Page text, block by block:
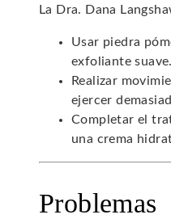
La Dra. Dana
Usar piedra
exfoliante suave.
Realizar
ejercer
Completar el
una crema
Problemas